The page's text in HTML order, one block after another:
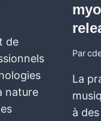
de
nature
Par
La
à